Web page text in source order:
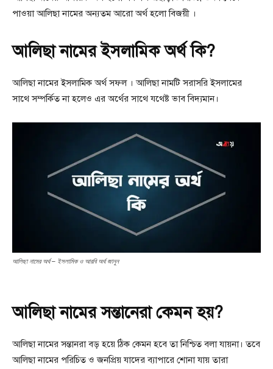
পাওয়া আলিছা নামের অন্যতম আরো অর্থ হলো বিজয়ী ।
আলিছা নামের ইসলামিক অর্থ কি?
আলিছা নামের ইসলামিক অর্থ সফল । আলিছা নামটি সরাসরি ইসলামের
সাথে সম্পর্কিত না হলেও এর অর্থের সাথে যথেষ্ট ভাব বিদ্যমান।
আলিছা নামের অর্থ – ইসলামিক ও আরবি অর্থ জানুন
আলিছা নামের সন্তানেরা কেমন হয়?
আলিছা নামের সন্তানরা বড় হয়ে ঠিক কেমন হবে তা নিশ্চিত বলা যায়না। তবে
আলিছা নামের পরিচিত ও জনপ্রিয় যাদের ব্যাপারে শোনা যায় তারা